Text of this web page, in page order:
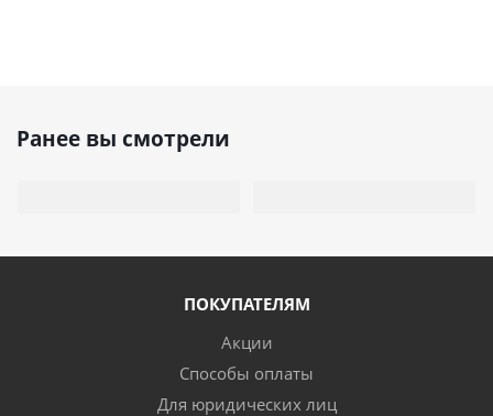
Ранее вы смотрели
ПОКУПАТЕЛЯМ
Акции
Способы оплаты
Для юридических лиц